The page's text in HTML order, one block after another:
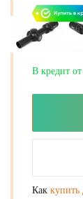
В кредит
Как купить